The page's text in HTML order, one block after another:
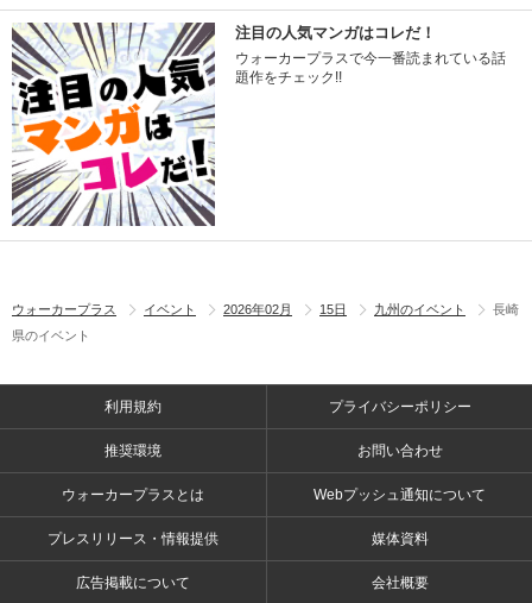
注目の人気マンガはコレだ！
ウォーカープラスで今一番読まれている話
題作をチェック!!
ウォーカープラス イベント 2026年02月 15日 九州のイベント
長崎
県のイベント
利用規約 プライバシーポリシー
推奨環境 お問い合わせ
ウォーカープラスとは Webプッシュ通知について
プレスリリース・情報提供 媒体資料
広告掲載について 会社概要